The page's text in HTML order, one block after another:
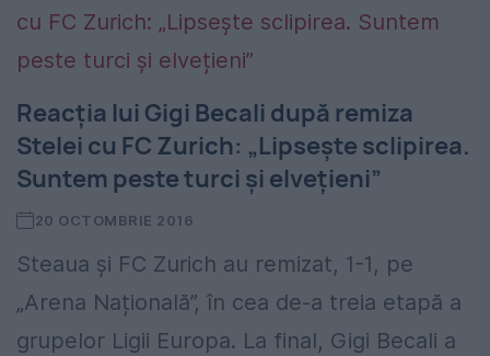
Reacția lui Gigi Becali după remiza
Stelei cu FC Zurich: „Lipsește sclipirea.
Suntem peste turci și elvețieni”
20 OCTOMBRIE 2016
Steaua și FC Zurich au remizat, 1-1, pe
„Arena Națională”, în cea de-a treia etapă a
grupelor Ligii Europa. La final, Gigi Becali a